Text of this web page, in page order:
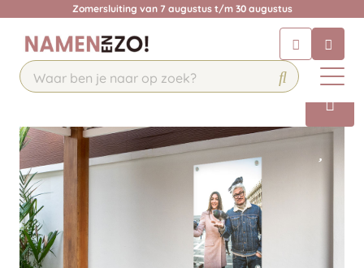
Zomersluiting van 7 augustus t/m 30 augustus
Chat 24/7 met onze chatbot voor
hulp
Contact